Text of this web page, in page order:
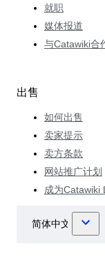
就职
媒体报道
与Catawiki合
出售
如何出售
卖家提示
卖方条款
网站推广计划
成为Catawiki